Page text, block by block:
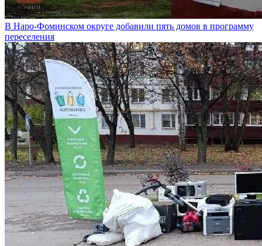
В Наро-Фоминском округе добавили пять домов в программу
переселения